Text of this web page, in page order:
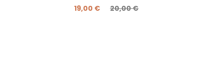
19,00 € 20,00 €